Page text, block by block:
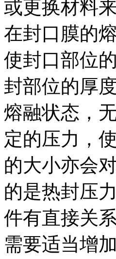
或更换材料
在封口膜的
使封口部位
封部位的厚
熔融状态，
定的压力，
的大小亦会
的是热封压
件有直接关
需要适当增